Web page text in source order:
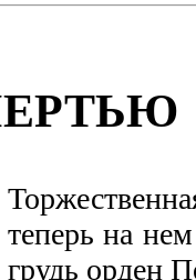
теперь на
грудь орден